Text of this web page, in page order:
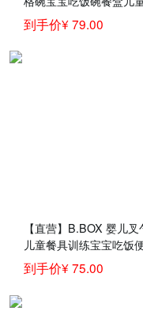
具套装 蓝绿色 授权保证
到手价¥ 79.00
【直营】B.BOX 婴儿叉
儿童餐具训练宝宝吃饭
叉子汤勺趣味装
到手价¥ 75.00